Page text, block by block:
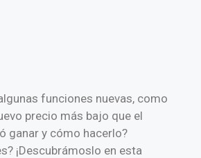
funciones nuevas, como
precio más bajo que el
ganar y cómo hacerlo?
¡Descubrámoslo en esta